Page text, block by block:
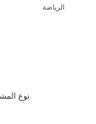
الرياضة